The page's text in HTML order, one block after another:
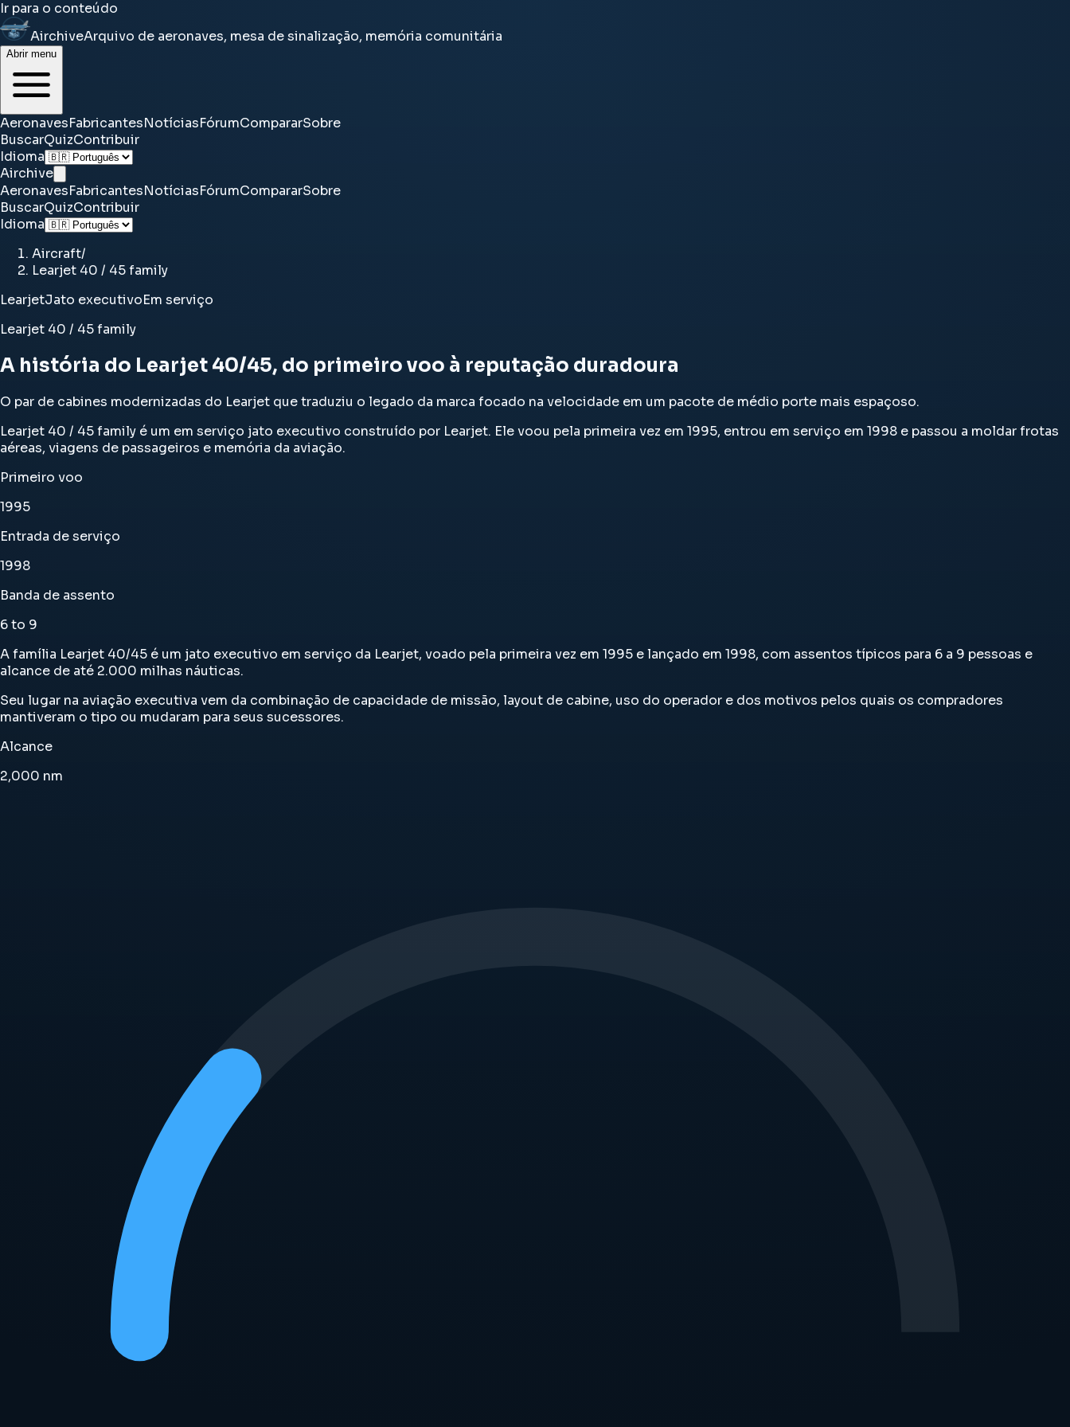
Ir para o conteúdo
AirchiveArquivo de aeronaves, mesa de sinalização, memória comunitária
Abrir menu
AeronavesFabricantesNotíciasFórumCompararSobre
BuscarQuizContribuir
Idioma
Airchive
AeronavesFabricantesNotíciasFórumCompararSobre
BuscarQuizContribuir
Idioma
Aircraft/
Learjet 40 / 45 family
LearjetJato executivoEm serviço
Learjet 40 / 45 family
A história do Learjet 40/45, do primeiro voo à reputação duradoura
O par de cabines modernizadas do Learjet que traduziu o legado da marca focado na velocidade em um pacote de médio porte mais espaçoso.
Learjet 40 / 45 family é um em serviço jato executivo construído por Learjet. Ele voou pela primeira vez em 1995, entrou em serviço em 1998 e passou a moldar frotas
aéreas, viagens de passageiros e memória da aviação.
Primeiro voo
1995
Entrada de serviço
1998
Banda de assento
6 to 9
A família Learjet 40/45 é um jato executivo em serviço da Learjet, voado pela primeira vez em 1995 e lançado em 1998, com assentos típicos para 6 a 9 pessoas e
alcance de até 2.000 milhas náuticas.
Seu lugar na aviação executiva vem da combinação de capacidade de missão, layout de cabine, uso do operador e dos motivos pelos quais os compradores
mantiveram o tipo ou mudaram para seus sucessores.
Alcance
2,000 nm